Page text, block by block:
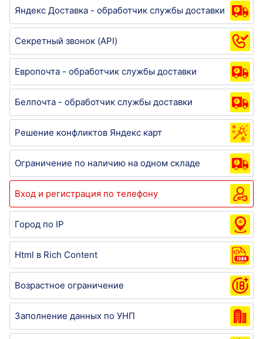
Яндекс Доставка - обработчик службы доставки
Секретный звонок (API)
Европочта - обработчик службы доставки
Белпочта - обработчик службы доставки
Решение конфликтов Яндекс карт
Ограничение по наличию на одном складе
Вход и регистрация по телефону
Город по IP
Html в Rich Content
Возрастное ограничение
Заполнение данных по УНП